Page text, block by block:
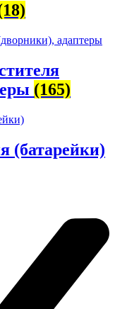
(165)
(батарейки)